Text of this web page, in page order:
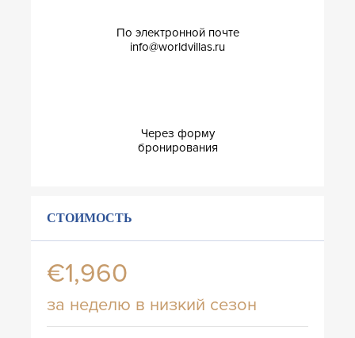
По электронной почте
info@worldvillas.ru
Через форму
бронирования
СТОИМОСТЬ
€1,960
за неделю в низкий сезон